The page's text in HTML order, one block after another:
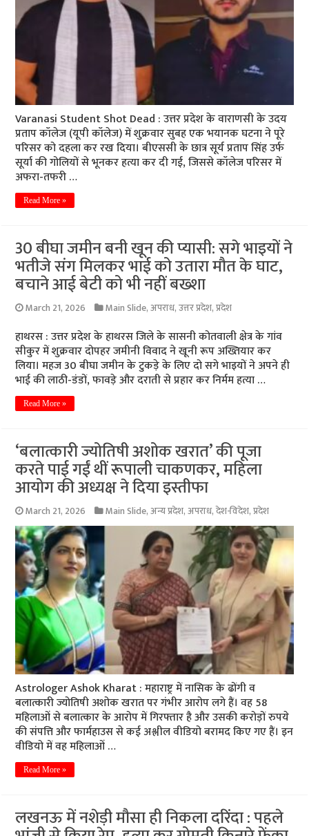
Varanasi Student Shot Dead : उत्तर प्रदेश के वाराणसी के उदय
प्रताप कॉलेज (यूपी कॉलेज) में शुक्रवार सुबह एक भयानक घटना ने पूरे
परिसर को दहला कर रख दिया। बीएससी के छात्र सूर्य प्रताप सिंह उर्फ
सूर्या की गोलियों से भूनकर हत्या कर दी गई, जिससे कॉलेज परिसर में
अफरा-तफरी …
Read More »
30 बीघा जमीन बनी खून की प्यासी: सगे भाइयों ने
भतीजे संग मिलकर भाई को उतारा मौत के घाट,
बचाने आई बेटी को भी नहीं बख्शा
March 21, 2026 Main Slide,अपराध,उत्तर प्रदेश,प्रदेश
हाथरस : उत्तर प्रदेश के हाथरस जिले के सासनी कोतवाली क्षेत्र के गांव
सीकुर में शुक्रवार दोपहर जमीनी विवाद ने खूनी रूप अख्तियार कर
लिया। महज 30 बीघा जमीन के टुकड़े के लिए दो सगे भाइयों ने अपने ही
भाई की लाठी-डंडों, फावड़े और दराती से प्रहार कर निर्मम हत्या …
Read More »
‘बलात्कारी ज्योतिषी अशोक खरात’ की पूजा
करते पाई गईं थीं रूपाली चाकणकर, महिला
आयोग की अध्यक्ष ने दिया इस्तीफा
March 21, 2026 Main Slide,अन्य प्रदेश,अपराध,देश-विदेश,प्रदेश
Astrologer Ashok Kharat : महाराष्ट्र में नासिक के ढोंगी व
बलात्कारी ज्योतिषी अशोक खरात पर गंभीर आरोप लगे हैं। वह 58
महिलाओं से बलात्कार के आरोप में गिरफ्तार है और उसकी करोड़ों रुपये
की संपत्ति और फार्महाउस से कई अश्लील वीडियो बरामद किए गए हैं। इन
वीडियो में वह महिलाओं …
Read More »
लखनऊ में नशेड़ी मौसा ही निकला दरिंदा : पहले